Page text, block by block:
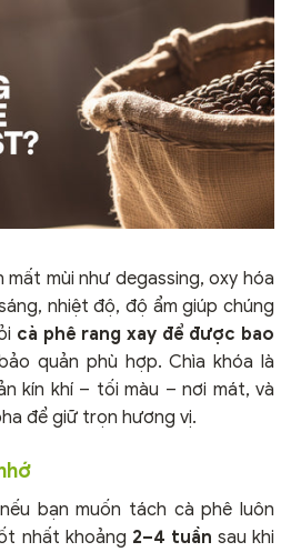
mất mùi như degassing, oxy hóa
nhiệt độ, độ ẩm giúp chúng
cà phê rang xay để được bao
quản phù hợp. Chìa khóa là
kín khí – tối màu – nơi mát, và
để giữ trọn hương vị.
nếu bạn muốn tách cà phê luôn
nhất khoảng 2–4 tuần sau khi